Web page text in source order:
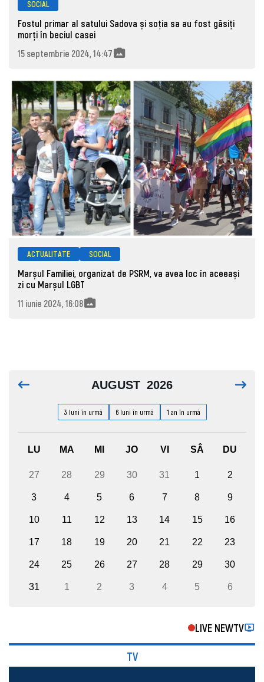
SOCIAL
Fostul primar al satului Sadova și soția sa au fost găsiți
morţi în beciul casei
15 septembrie 2024, 14:47
ACTUALITATE SOCIAL
Marșul Familiei, organizat de PSRM, va avea loc în aceeași
zi cu Marșul LGBT
11 iunie 2024, 16:08
AUGUST 2026
3 luni în urmă 6 luni în urmă 1 an în urmă
LU MA MI JO VI SÂ DU
27 28 29 30 31 1 2
3 4 5 6 7 8 9
10 11 12 13 14 15 16
17 18 19 20 21 22 23
24 25 26 27 28 29 30
31 1 2 3 4 5 6
LIVE NEWTV
TV